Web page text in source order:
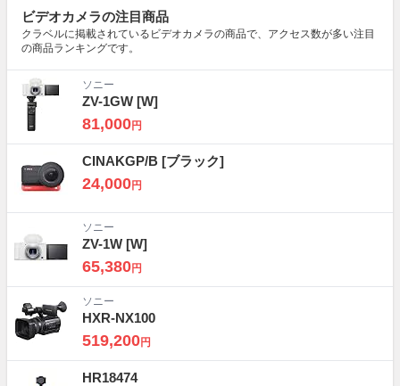
ビデオカメラの注目商品
クラベルに掲載されているビデオカメラの商品で、アクセス数が多い注目
の商品ランキングです。
ソニー
ZV-1GW [W]
81,000円
CINAKGP/B [ブラック]
24,000円
ソニー
ZV-1W [W]
65,380円
ソニー
HXR-NX100
519,200円
HR18474